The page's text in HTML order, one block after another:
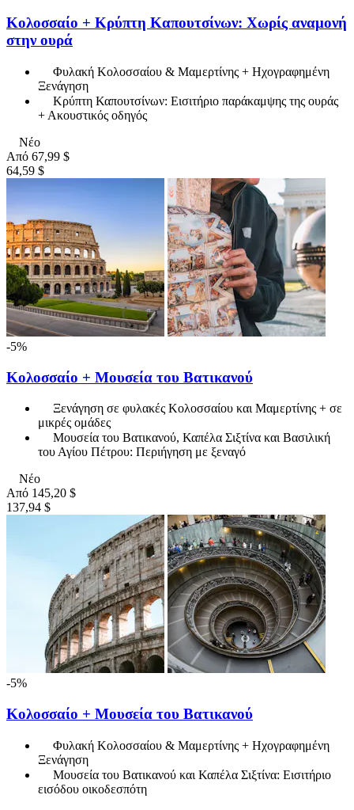
Κολοσσαίο + Κρύπτη Καπουτσίνων: Χωρίς αναμονή
στην ουρά
Φυλακή Κολοσσαίου & Μαμερτίνης + Ηχογραφημένη
Ξενάγηση
Κρύπτη Καπουτσίνων: Εισιτήριο παράκαμψης της ουράς
+ Ακουστικός οδηγός
Νέο
Από 67,99 $
64,59 $
-5%
Κολοσσαίο + Μουσεία του Βατικανού
Ξενάγηση σε φυλακές Κολοσσαίου και Μαμερτίνης + σε
μικρές ομάδες
Μουσεία του Βατικανού, Καπέλα Σιξτίνα και Βασιλική
του Αγίου Πέτρου: Περιήγηση με ξεναγό
Νέο
Από 145,20 $
137,94 $
-5%
Κολοσσαίο + Μουσεία του Βατικανού
Φυλακή Κολοσσαίου & Μαμερτίνης + Ηχογραφημένη
Ξενάγηση
Μουσεία του Βατικανού και Καπέλα Σιξτίνα: Εισιτήριο
εισόδου οικοδεσπότη